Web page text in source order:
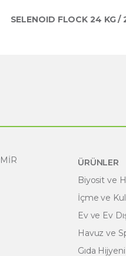
SELENOID FLOCK 24 KG /
ÜRÜNLER
Biyosit ve
İçme ve
Ev ve Ev
Havuz ve
Gıda